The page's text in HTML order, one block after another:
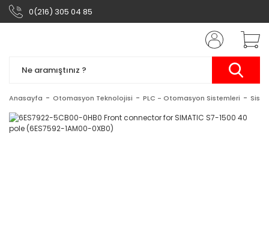
0(216) 305 04 85
Anasayfa Otomasyon Teknolojisi PLC - Otomasyon Sistemleri